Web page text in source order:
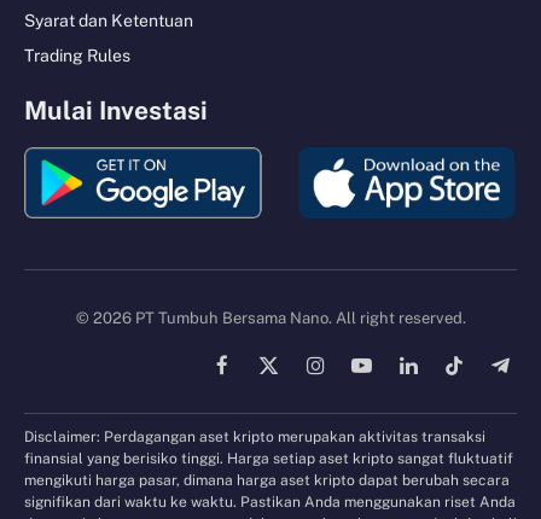
Syarat dan Ketentuan
Trading Rules
Mulai Investasi
© 2026 PT Tumbuh Bersama Nano. All right reserved.
Facebook
X
InstagramYouTubeLinkedInTikTok
Disclaimer: Perdagangan aset kripto merupakan aktivitas transaksi
finansial yang berisiko tinggi. Harga setiap aset kripto sangat fluktuatif
mengikuti harga pasar, dimana harga aset kripto dapat berubah secara
signifikan dari waktu ke waktu. Pastikan Anda menggunakan riset Anda